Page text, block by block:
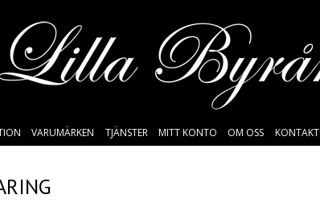
VARUMÄRKEN TJÄNSTER MITT KONTO OM OSS KONTAKT